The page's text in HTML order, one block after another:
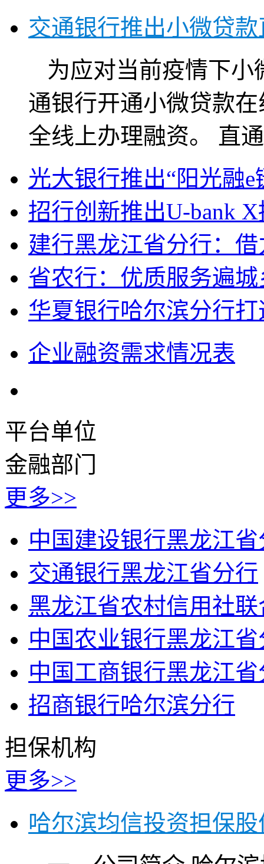
交通银行推出小微贷
为应对当前疫情下
通银行开通小微贷款
全线上办理融资。 直
光大银行推出“阳光融e
招行创新推出U-bank
建行黑龙江省分行：
省农行：优质服务遍
华夏银行哈尔滨分行
企业融资需求情况表
平台单位
金融部门
更多>>
中国建设银行黑龙江
交通银行黑龙江省分行
黑龙江省农村信用社联
中国农业银行黑龙江
中国工商银行黑龙江
招商银行哈尔滨分行
担保机构
更多>>
哈尔滨均信投资担保